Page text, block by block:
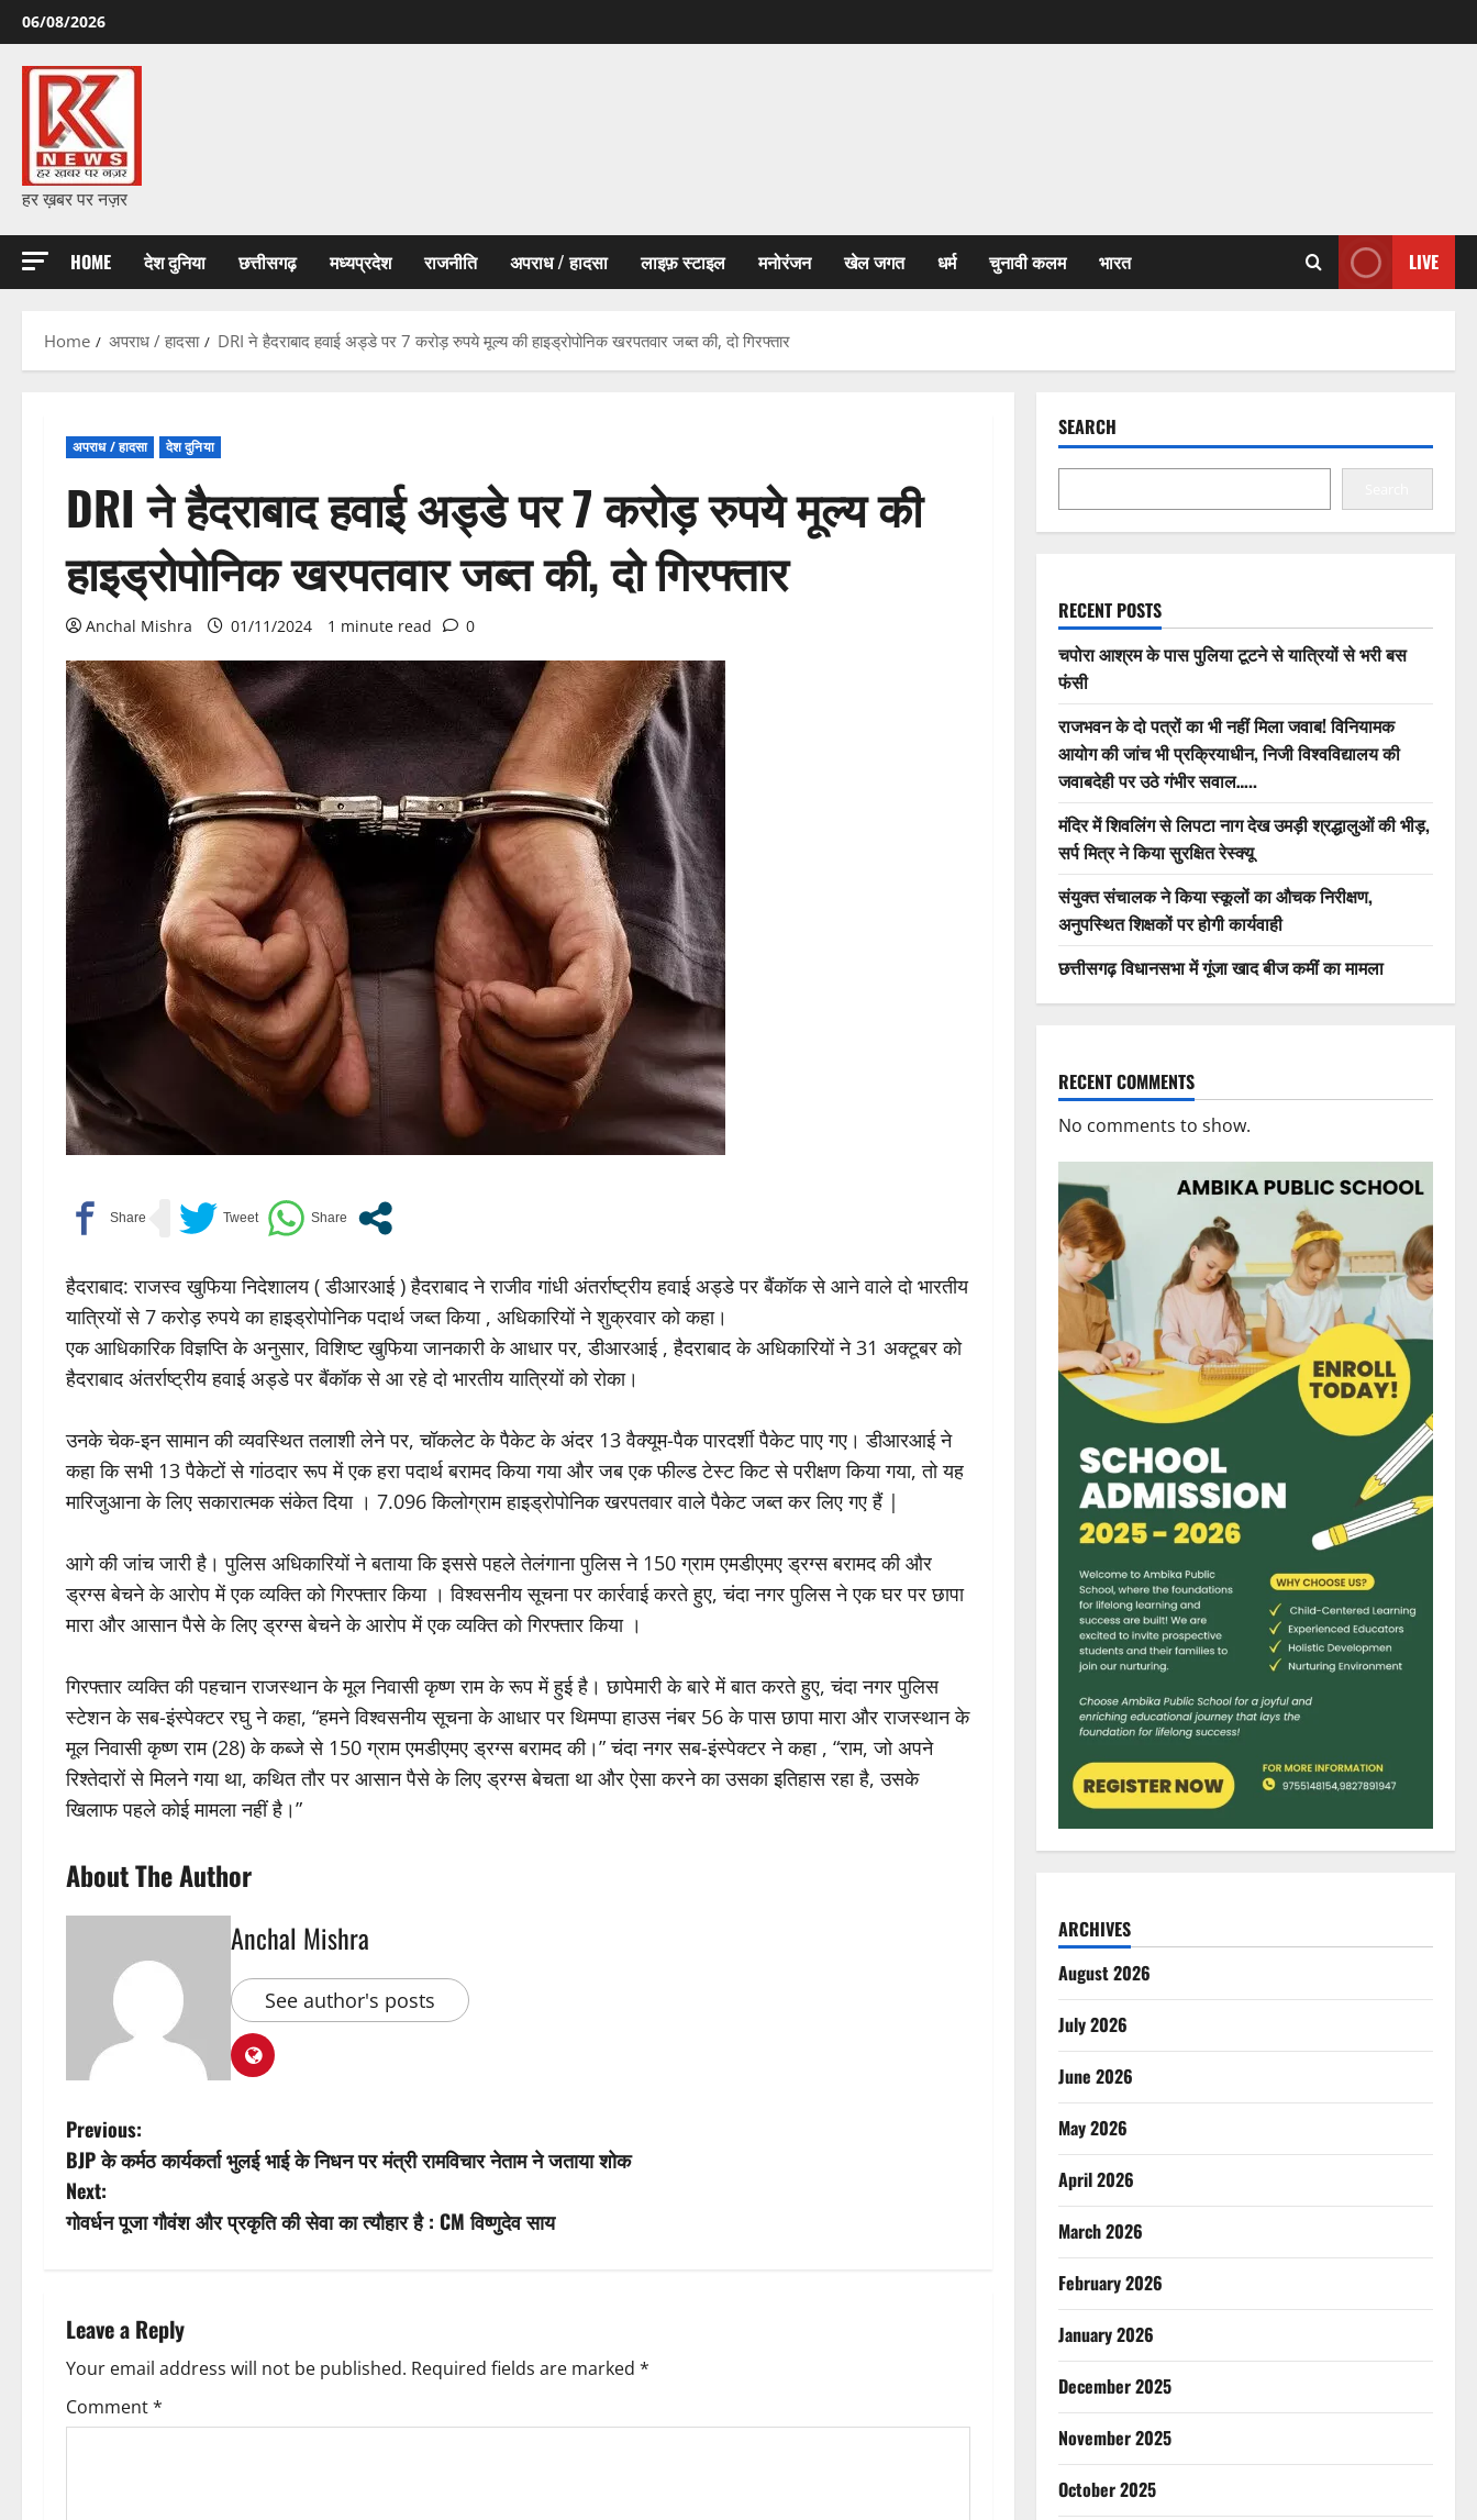
Skip
to
content
06/08/2026
हर ख़बर पर नज़र
HOME देश दुनिया छत्तीसगढ़ मध्यप्रदेश राजनीति अपराध / हादसा लाइफ़ स्टाइल मनोरंजन खेल जगत धर्म चुनावी कलम भारत LIVE
Home अपराध / हादसा DRI ने हैदराबाद हवाई अड्डे पर 7 करोड़ रुपये मूल्य की हाइड्रोपोनिक खरपतवार जब्त की, दो गिरफ्तार
अपराध / हादसा देश दुनिया
DRI ने हैदराबाद हवाई अड्डे पर 7 करोड़ रुपये मूल्य की
हाइड्रोपोनिक खरपतवार जब्त की, दो गिरफ्तार
Anchal Mishra 01/11/2024 1 minute read 0
हैदराबाद: राजस्व खुफिया निदेशालय ( डीआरआई ) हैदराबाद ने राजीव गांधी अंतर्राष्ट्रीय हवाई अड्डे पर बैंकॉक से आने वाले दो भारतीय
यात्रियों से 7 करोड़ रुपये का हाइड्रोपोनिक पदार्थ जब्त किया , अधिकारियों ने शुक्रवार को कहा।
एक आधिकारिक विज्ञप्ति के अनुसार, विशिष्ट खुफिया जानकारी के आधार पर, डीआरआई , हैदराबाद के अधिकारियों ने 31 अक्टूबर को
हैदराबाद अंतर्राष्ट्रीय हवाई अड्डे पर बैंकॉक से आ रहे दो भारतीय यात्रियों को रोका।
उनके चेक-इन सामान की व्यवस्थित तलाशी लेने पर, चॉकलेट के पैकेट के अंदर 13 वैक्यूम-पैक पारदर्शी पैकेट पाए गए। डीआरआई ने
कहा कि सभी 13 पैकेटों से गांठदार रूप में एक हरा पदार्थ बरामद किया गया और जब एक फील्ड टेस्ट किट से परीक्षण किया गया, तो यह
मारिजुआना के लिए सकारात्मक संकेत दिया । 7.096 किलोग्राम हाइड्रोपोनिक खरपतवार वाले पैकेट जब्त कर लिए गए हैं |
आगे की जांच जारी है। पुलिस अधिकारियों ने बताया कि इससे पहले तेलंगाना पुलिस ने 150 ग्राम एमडीएमए ड्रग्स बरामद की और
ड्रग्स बेचने के आरोप में एक व्यक्ति को गिरफ्तार किया । विश्वसनीय सूचना पर कार्रवाई करते हुए, चंदा नगर पुलिस ने एक घर पर छापा
मारा और आसान पैसे के लिए ड्रग्स बेचने के आरोप में एक व्यक्ति को गिरफ्तार किया ।
गिरफ्तार व्यक्ति की पहचान राजस्थान के मूल निवासी कृष्ण राम के रूप में हुई है। छापेमारी के बारे में बात करते हुए, चंदा नगर पुलिस
स्टेशन के सब-इंस्पेक्टर रघु ने कहा, “हमने विश्वसनीय सूचना के आधार पर थिमप्पा हाउस नंबर 56 के पास छापा मारा और राजस्थान के
मूल निवासी कृष्ण राम (28) के कब्जे से 150 ग्राम एमडीएमए ड्रग्स बरामद की।” चंदा नगर सब-इंस्पेक्टर ने कहा , “राम, जो अपने
रिश्तेदारों से मिलने गया था, कथित तौर पर आसान पैसे के लिए ड्रग्स बेचता था और ऐसा करने का उसका इतिहास रहा है, उसके
खिलाफ पहले कोई मामला नहीं है।”
About The Author
Anchal Mishra
See author's posts
P
o
s
n
a
v
Previous:
BJP के कर्मठ कार्यकर्ता भुलई भाई के निधन पर मंत्री रामविचार नेताम ने जताया शोक
Next:
गोवर्धन पूजा गौवंश और प्रकृति की सेवा का त्यौहार है : CM विष्णुदेव साय
Leave a Reply
Your email address will not be published. Required fields are marked *
Comment*
SEARCH
RECENT POSTS
चपोरा आश्रम के पास पुलिया टूटने से यात्रियों से भरी बस
फंसी
राजभवन के दो पत्रों का भी नहीं मिला जवाब! विनियामक
आयोग की जांच भी प्रक्रियाधीन, निजी विश्वविद्यालय की
जवाबदेही पर उठे गंभीर सवाल…..
मंदिर में शिवलिंग से लिपटा नाग देख उमड़ी श्रद्धालुओं की भीड़,
सर्प मित्र ने किया सुरक्षित रेस्क्यू
संयुक्त संचालक ने किया स्कूलों का औचक निरीक्षण,
अनुपस्थित शिक्षकों पर होगी कार्यवाही
छत्तीसगढ़ विधानसभा में गूंजा खाद बीज कमीं का मामला
RECENT COMMENTS
No comments to show.
ARCHIVES
August 2026
July 2026
June 2026
May 2026
April 2026
March 2026
February 2026
January 2026
December 2025
November 2025
October 2025